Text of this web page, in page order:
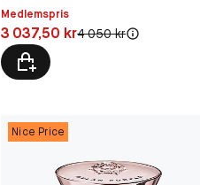
Medlemspris
Pris: 3 037,50 kr
3 037,50 krOriginal pris:
4 050 kr
Nice Price